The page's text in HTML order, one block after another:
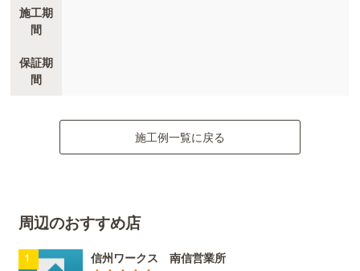
施工期
間
保証期
間
施工例一覧に戻る
周辺のおすすめ店
信州ワークス 南信営業所